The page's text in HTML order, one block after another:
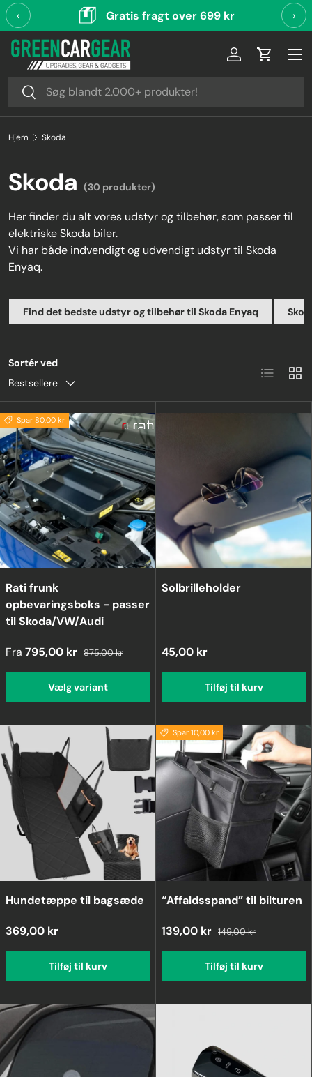
Videre til indhold
‹ Gratis fragt over 699 kr ›
Søg
Søg
Log ind
Hjem Skoda
Skoda (30 produkter)
Her finder du alt vores udstyr og tilbehør, som passer til
elektriske Skoda biler.
Vi har både indvendigt og udvendigt udstyr til Skoda
Enyaq.
Find det bedste udstyr og tilbehør til Skoda Enyaq
Sortér ved
Bestsellere
Liste Grid
Spar 80,00 kr
Rati frunk
opbevaringsboks - passer
til Skoda/VW/Audi
Fra 795,00 kr 875,00 kr
Vælg variant
Solbrilleholder
45,00 kr
Tilføj til kurv
Hundetæppe til bagsæde
369,00 kr
Tilføj til kurv
Spar 10,00 kr
“Affaldsspand” til bilturen
139,00 kr 149,00 kr
Tilføj til kurv